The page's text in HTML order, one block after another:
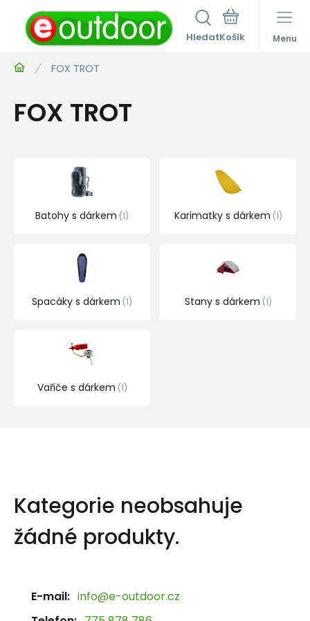
Hledat Menu
FOX TROT
FOX TROT
Batohy s dárkem 1 Karimatky s dárkem 1
Spacáky s dárkem 1 Stany s dárkem 1
Vařiče s dárkem 1
Kategorie neobsahuje
žádné produkty.
E-mail: info@e-outdoor.cz